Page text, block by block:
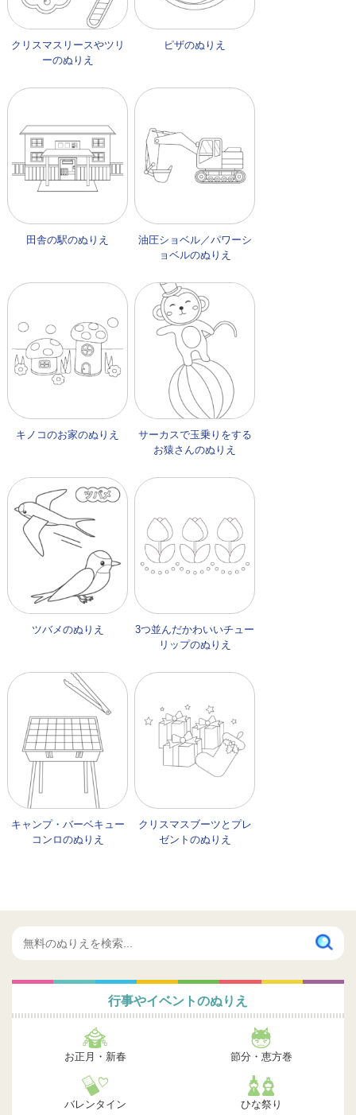
クリスマスリースやツリ
ーのぬりえ
ピザのぬりえ
田舎の駅のぬりえ
油圧ショベル／パワーシ
ョベルのぬりえ
キノコのお家のぬりえ
サーカスで玉乗りをする
お猿さんのぬりえ
ツバメのぬりえ
3つ並んだかわいいチュー
リップのぬりえ
キャンプ・バーベキュー
コンロのぬりえ
クリスマスブーツとプレ
ゼントのぬりえ
行事やイベントのぬりえ
お正月・新春 節分・恵方巻
バレンタイン ひな祭り